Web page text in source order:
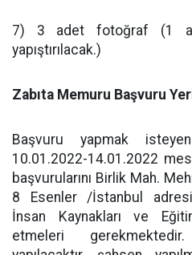
7) 3 adet fotoğraf (1
yapıştırılacak.)
Zabıta Memuru Başvuru
Başvuru yapmak
10.01.2022-14.01.2022
başvurularını Birlik Mah.
8 Esenler /İstanbul
İnsan Kaynakları ve
etmeleri